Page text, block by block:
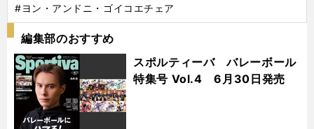
#ヨン・アンドニ・ゴイコエチェア
編集部のおすすめ
スポルティーバ バレーボール
特集号 Vol.4 6月30日発売